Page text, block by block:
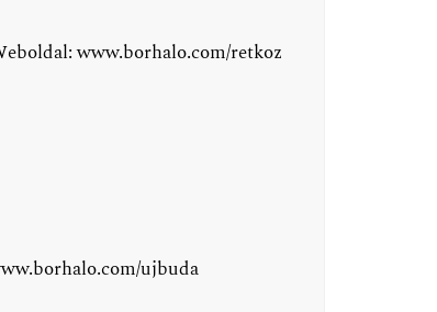
www.borhalo.com/retkoz
ujbuda